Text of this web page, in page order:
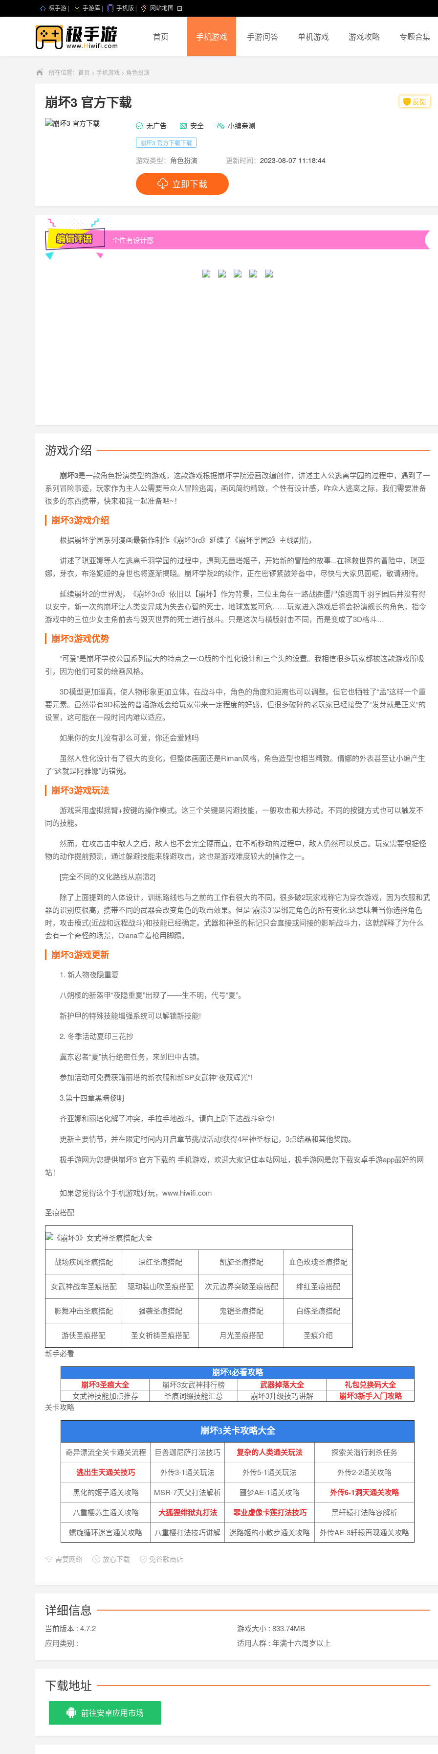
极手游 手游库 手机版 网站地图
首页 手机游戏 手游问答 单机游戏 游戏攻略 专题合集
所在位置： 首页 > 手机游戏 > 角色扮演
崩坏3 官方下载
无广告 安全 小编亲测
崩坏3 官方下载下载
游戏类型： 角色扮演 更新时间： 2023-08-07 11:18:44
立即下载
反馈
个性有设计感
游戏介绍
崩坏3是一款角色扮演类型的游戏，这款游戏根据崩坏学院漫画改编创作，讲述主人公逃离学园的过程中，遇到了一
系列冒险事迹，玩家作为主人公需要带众人冒险逃离，画风简约精致，个性有设计感，咋众人逃离之际，我们需要准备
很多的东西携带，快来和我一起准备吧~！
崩坏3游戏介绍
根据崩坏学园系列漫画最新作制作《崩坏3rd》延续了《崩坏学园2》主线剧情，
讲述了琪亚娜等人在逃离千羽学园的过程中，遇到无量塔姬子，开始新的冒险的故事...在拯救世界的冒险中，琪亚
娜，芽衣，布洛妮娅的身世也将逐渐揭晓。崩坏学院2的续作，正在密锣紧鼓筹备中，尽快与大家见面呢，敬请期待。
延续崩坏2的世界观，《崩坏3rd》依旧以【崩坏】作为背景，三位主角在一路战胜僵尸娘逃离千羽学园后并没有得
以安宁，新一次的崩坏让人类变异成为失去心智的死士，地球岌岌可危……玩家进入游戏后将会扮演舰长的角色，指令
游戏中的三位少女主角前去与毁灭世界的死士进行战斗。只是这次与横版射击不同，而是变成了3D格斗…
崩坏3游戏优势
“可爱”是崩坏学校公园系列最大的特点之一:Q版的个性化设计和三个头的设置。我相信很多玩家都被这款游戏所吸
引，因为他们可爱的绘画风格。
3D模型更加逼真，使人物形象更加立体。在战斗中，角色的角度和距离也可以调整。但它也牺牲了“孟”这样一个重
要元素。虽然带有3D标签的普通游戏会给玩家带来一定程度的好感，但很多破碎的老玩家已经接受了“发芽就是正义”的
设置，这可能在一段时间内难以适应。
如果你的女儿没有那么可爱，你还会爱她吗
虽然人性化设计有了很大的变化，但整体画面还是Riman风格，角色造型也相当精致。倩娜的外表甚至让小编产生
了“这就是阿雅娜”的错觉。
崩坏3游戏玩法
游戏采用虚拟摇臂+按键的操作模式。这三个关键是闪避技能，一般攻击和大移动。不同的按键方式也可以触发不
同的技能。
然而，在攻击击中敌人之后，敌人也不会完全硬而直。在不断移动的过程中，敌人仍然可以反击。玩家需要根据怪
物的动作提前预测，通过躲避技能来躲避攻击，这也是游戏难度较大的操作之一。
[完全不同的文化路线从崩溃2]
除了上面提到的人体设计，训练路线也与之前的工作有很大的不同。很多破2玩家戏称它为穿衣游戏，因为衣服和武
器的识别度很高，携带不同的武器会改变角色的攻击效果。但是“崩溃3”是绑定角色的所有变化:这意味着当你选择角色
时，攻击模式(近战和远程战斗)和技能已经确定。武器和神圣的标记只会直接或间接的影响战斗力，这就解释了为什么
会有一个奇怪的场景，Qiana拿着枪用脚踢。
崩坏3游戏更新
1. 新人物夜隐重夏
八朔樱的新盔甲“夜隐重夏”出现了——生不明，代号“夏”。
新护甲的特殊技能增强系统可以解锁新技能!
2. 冬季活动夏印三花抄
冀东忍者“夏”执行绝密任务，来到巴中古镇。
参加活动可免费获赠丽塔的新衣服和新SP女武神“夜双辉光”!
3.第十四章黑暗黎明
齐亚娜和丽塔化解了冲突，手拉手地战斗。请向上尉下达战斗命令!
更新主要情节，并在限定时间内开启章节挑战活动!获得4星神圣标记，3点结晶和其他奖励。
极手游网为您提供崩坏3 官方下载的 手机游戏，欢迎大家记住本站网址，极手游网是您下载安卓手游app最好的网
站！
如果您觉得这个手机游戏好玩，www.hiwifi.com
圣痕搭配
战场疾风圣痕搭配 深红圣痕搭配 凯旋圣痕搭配 血色玫瑰圣痕搭配
女武神战车圣痕搭配 驱动装山吹圣痕搭配 次元边界突破圣痕搭配 绯红圣痕搭配
影舞冲击圣痕搭配 强袭圣痕搭配 鬼铠圣痕搭配 白练圣痕搭配
游侠圣痕搭配 圣女祈祷圣痕搭配 月光圣痕搭配
圣痕介绍
新手必看
崩坏3必看攻略
崩坏3圣痕大全 崩坏3女武神排行榜 武器掉落大全 礼包兑换码大全
女武神技能加点推荐 圣痕词缀技能汇总 崩坏3升级技巧讲解 崩坏3新手入门攻略
关卡攻略
崩坏3关卡攻略大全
奇异漂流全关卡通关流程 巨兽迦尼萨打法技巧 复杂的人类通关玩法 探索关潜行刺杀任务
逃出生天通关技巧 外传3-1通关玩法 外传5-1通关玩法
外传2-2通关攻略
黑化的姬子通关攻略
MSR-7天父打法解析 噩梦AE-1通关攻略 外传6-1洞天通关攻略
八重樱苏生通关攻略 大狐狸绯狱丸打法 罪业虚像卡莲打法技巧
黑轩辕打法阵容解析
螺旋循环迷宫通关攻略
八重樱打法技巧讲解 迷路姬的小散步通关攻略 外传AE-3轩辕再现通关攻略
需要网络 放心下载 免谷歌商店
详细信息
当前版本 : 4.7.2 游戏大小 : 833.74MB
应用类别 :
适用人群 : 年满十六周岁以上
下载地址
前往安卓应用市场